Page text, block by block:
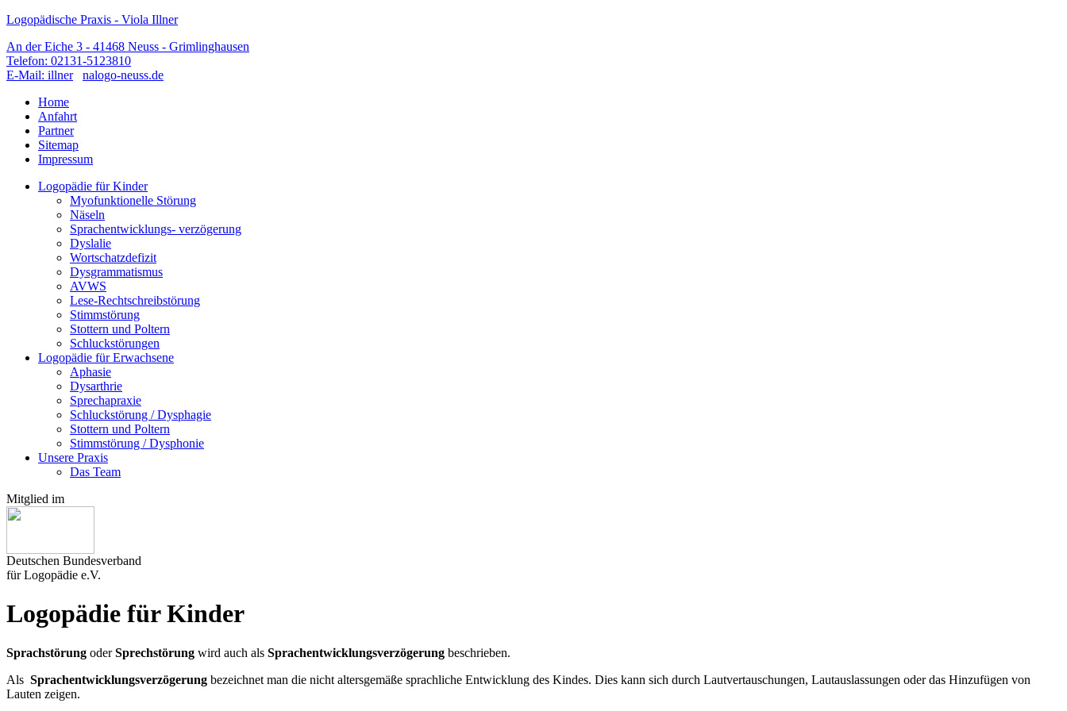
Logopädische Praxis - Viola Illner
An der Eiche 3 - 41468 Neuss - Grimlinghausen
Telefon: 02131-5123810
E-Mail: illner
nalogo-neuss.de
Home
Anfahrt
Partner
Sitemap
Impressum
Logopädie für Kinder
Myofunktionelle Störung
Näseln
Sprachentwicklungs- verzögerung
Dyslalie
Wortschatzdefizit
Dysgrammatismus
AVWS
Lese-Rechtschreibstörung
Stimmstörung
Stottern und Poltern
Schluckstörungen
Logopädie für Erwachsene
Aphasie
Dysarthrie
Sprechapraxie
Schluckstörung / Dysphagie
Stottern und Poltern
Stimmstörung / Dysphonie
Unsere Praxis
Das Team
Mitglied im
Deutschen Bundesverband
für Logopädie e.V.
Logopädie für Kinder
Sprachstörung oderSprechstörung wird auch als Sprachentwicklungsverzögerung beschrieben.
Als Sprachentwicklungsverzögerung bezeichnet man die nicht altersgemäße sprachliche Entwicklung des Kindes. Dies kann sich durch Lautvertauschungen, Lautauslassungen oder das Hinzufügen von
Lauten zeigen.